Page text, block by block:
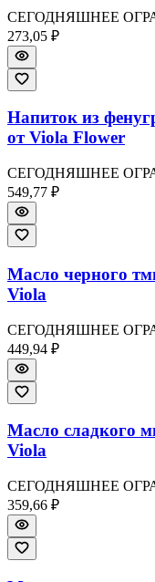
СЕГОДНЯШНЕЕ
273,05 ₽
Напиток из
от Viola Flower
СЕГОДНЯШНЕЕ
549,77 ₽
Масло черного
Viola
СЕГОДНЯШНЕЕ
449,94 ₽
Масло сладкого
Viola
СЕГОДНЯШНЕЕ
359,66 ₽